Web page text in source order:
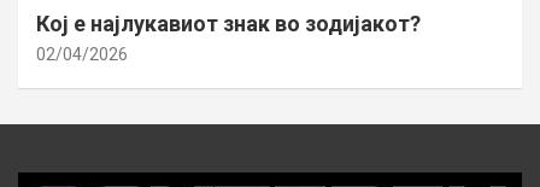
Кој е најлукавиот знак во зодијакот?
02/04/2026